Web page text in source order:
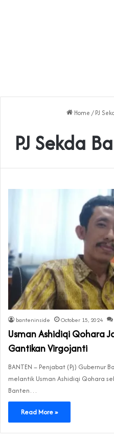
Home / PJ
PJ Sekda
banteninside October 15, 2024
Usman Ashidiqi Qohara
Gantikan Virgojanti
BANTEN – Penjabat (Pj) Gubernur
melantik Usman Ashidiqi Qohara
Banten…
Read More »